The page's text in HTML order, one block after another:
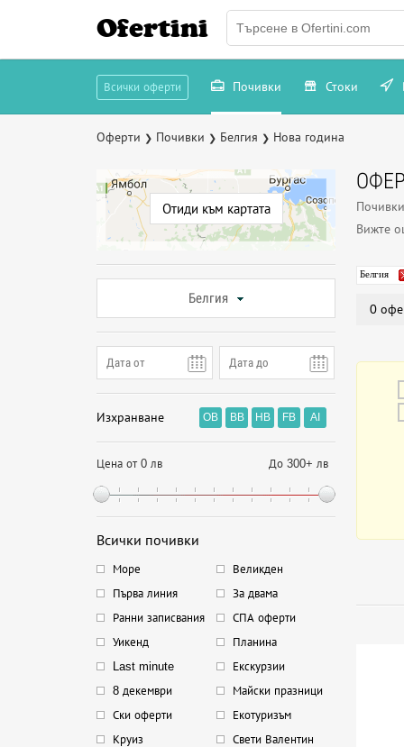
Ofertini
Всички оферти Почивки Стоки
Оферти ❯ Почивки ❯ Белгия ❯ Нова година
Отиди към картата
Белгия
Изхранване OB BB HB FB AI
Цена от 0 лв До 300+ лв
Всички почивки
Море
Великден
Първа линия
За двама
Ранни записвания
СПА оферти
Уикенд
Планина
Last minute
Екскурзии
8 декември
Майски празници
Ски оферти
Екотуризъм
Круиз
Свети Валентин
Вижте
Белгия
0